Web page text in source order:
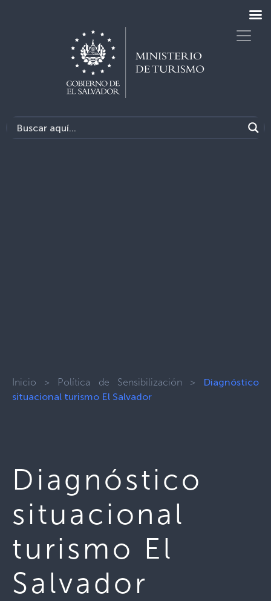
Inicio > Política de Sensibilización >
Diagnóstico
situacional turismo El Salvador
Diagnóstico
situacional
turismo El
Salvador